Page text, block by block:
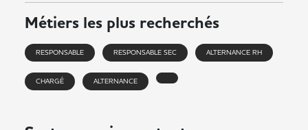
Métiers les plus recherchés
RESPONSABLE RESPONSABLE SEC ALTERNANCE RH
CHARGÉ ALTERNANCE